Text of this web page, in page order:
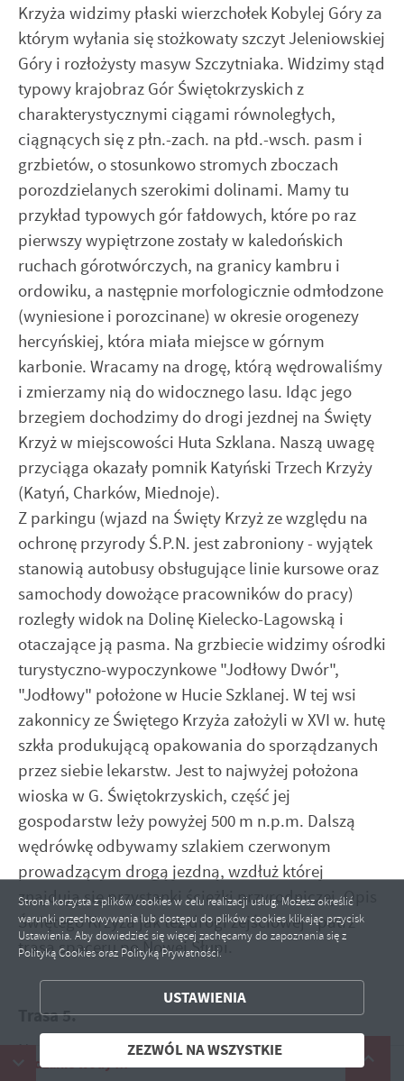
Krzyża widzimy płaski wierzchołek Kobylej Góry za
którym wyłania się stożkowaty szczyt Jeleniowskiej
Góry i rozłożysty masyw Szczytniaka. Widzimy stąd
typowy krajobraz Gór Świętokrzyskich z
charakterystycznymi ciągami równoległych,
ciągnących się z płn.-zach. na płd.-wsch. pasm i
grzbietów, o stosunkowo stromych zboczach
porozdzielanych szerokimi dolinami. Mamy tu
przykład typowych gór fałdowych, które po raz
pierwszy wypiętrzone zostały w kaledońskich
ruchach górotwórczych, na granicy kambru i
ordowiku, a następnie morfologicznie odmłodzone
(wyniesione i porozcinane) w okresie orogenezy
hercyńskiej, która miała miejsce w górnym
karbonie. Wracamy na drogę, którą wędrowaliśmy
i zmierzamy nią do widocznego lasu. Idąc jego
brzegiem dochodzimy do drogi jezdnej na Święty
Krzyż w miejscowości Huta Szklana. Naszą uwagę
przyciąga okazały pomnik Katyński Trzech Krzyży
(Katyń, Charków, Miednoje).
Z parkingu (wjazd na Święty Krzyż ze względu na
ochronę przyrody Ś.P.N. jest zabroniony - wyjątek
stanowią autobusy obsługujące linie kursowe oraz
samochody dowożące pracowników do pracy)
rozległy widok na Dolinę Kielecko-Lagowską i
otaczające ją pasma. Na grzbiecie widzimy ośrodki
turystyczno-wypoczynkowe "Jodłowy Dwór",
"Jodłowy" położone w Hucie Szklanej. W tej wsi
zakonnicy ze Świętego Krzyża założyli w XVI w. hutę
szkła produkującą opakowania do sporządzanych
przez siebie lekarstw. Jest to najwyżej położona
wioska w G. Świętokrzyskich, część jej
gospodarstw leży powyżej 500 m n.p.m. Dalszą
wędrówkę odbywamy szlakiem czerwonym
prowadzącym drogą jezdną, wzdłuż której
znajdują się przystanki ścieżki przyrodniczej. Opis
Świętego Krzyża jak też drogi zejściowej - patrz
trasa spaceru po Nowej Słupi.
Trasa 5.
Nowa Słupia - Stara Słupia 1,5 km - Jeleniów 3,5
km - Skoszyn 5,5 km - G. Szczytniak 9,5 km - G.
wody !!!
Strona korzysta z plików cookies w celu realizacji usług. Możesz określić
warunki przechowywania lub dostępu do plików cookies klikając przycisk
Ustawienia. Aby dowiedzieć się więcej zachęcamy do zapoznania się z
Polityką Cookies oraz Polityką Prywatności.
USTAWIENIA
ZEZWÓL NA WSZYSTKIE
ZAPISZ WYBRANE
ZEZWÓL NA WSZYSTKIE